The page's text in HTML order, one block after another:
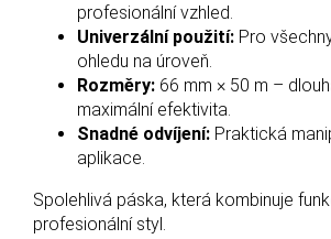
profesionální vzhled.
Univerzální použití: Pro
ohledu na úroveň.
Rozměry: 66 mm × 50 m –
maximální efektivita.
Snadné odvíjení: Praktická
aplikace.
Spolehlivá páska, která kombinuje
profesionální styl.